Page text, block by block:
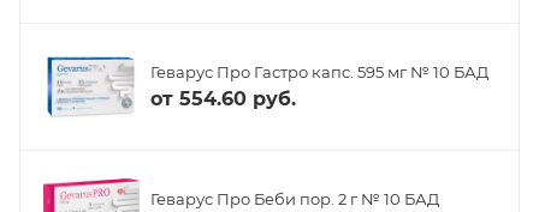
Геварус Про Гастро капс. 595 мг № 10 БАД
от 554.60 руб.
Геварус Про Беби пор. 2 г № 10 БАД